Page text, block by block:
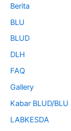
Berita
BLU
BLUD
DLH
FAQ
Gallery
Kabar BLUD/BLU
LABKESDA